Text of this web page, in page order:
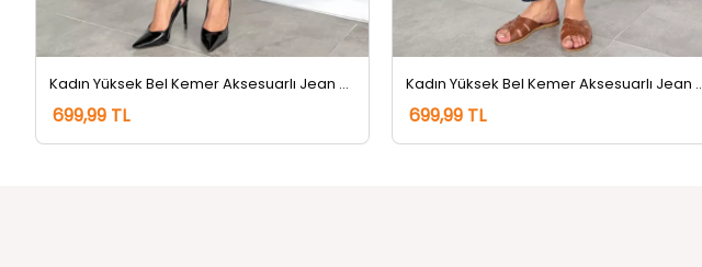
Kadın Yüksek Bel Kemer Aksesuarlı Jean Kot Pantolon Siyah
699,99 TL 699,99 TL